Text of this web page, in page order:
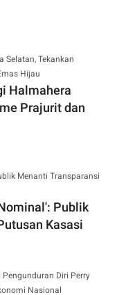
Halmahera
Prajurit dan
Publik
Kasasi